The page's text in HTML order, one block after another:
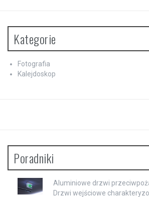
Kategorie
Fotografia
Kalejdoskop
Poradniki
Aluminiowe drzwi
Drzwi wejściowe